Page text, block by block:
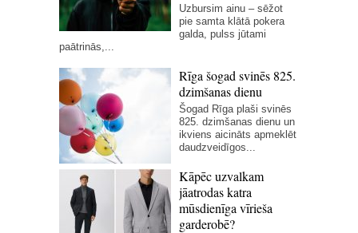
Uzbursim ainu – sēžot
pie samta klātā pokera
galda, pulss jūtami
paātrinās,...
Rīga šogad svinēs 825.
dzimšanas dienu
Šogad Rīga plaši svinēs
825. dzimšanas dienu un
ikviens aicināts apmeklēt
daudzveidīgos...
Kāpēc uzvalkam
jāatrodas katra
mūsdienīga vīrieša
garderobē?